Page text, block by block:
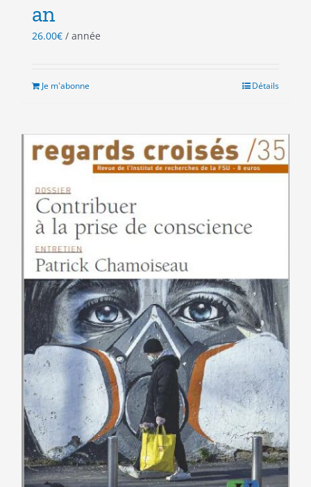
an
26.00€ / année
Je m'abonne Détails